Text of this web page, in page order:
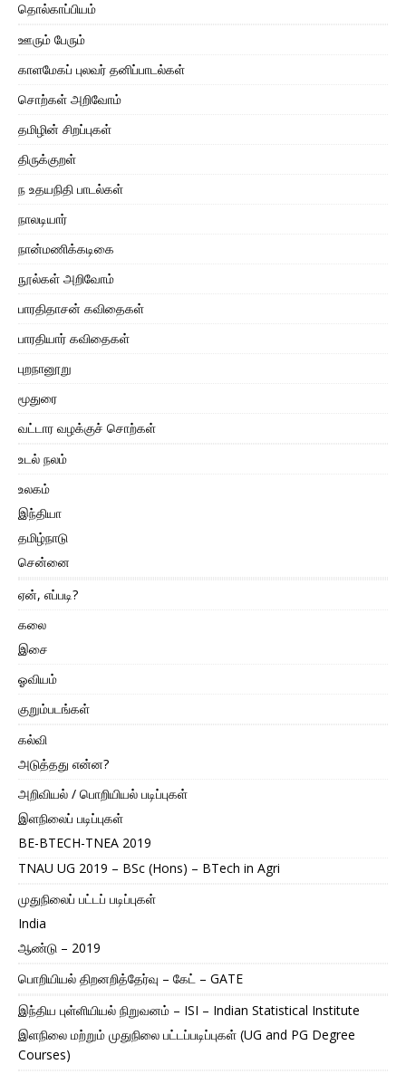
தொல்காப்பியம்
ஊரும் பேரும்
காளமேகப் புலவர் தனிப்பாடல்கள்
சொற்கள் அறிவோம்
தமிழின் சிறப்புகள்
திருக்குறள்
ந உதயநிதி பாடல்கள்
நாலடியார்
நான்மணிக்கடிகை
நூல்கள் அறிவோம்
பாரதிதாசன் கவிதைகள்
பாரதியார் கவிதைகள்
புறநானூறு
மூதுரை
வட்டார வழக்குச் சொற்கள்
உடல் நலம்
உலகம்
இந்தியா
தமிழ்நாடு
சென்னை
ஏன், எப்படி?
கலை
இசை
ஓவியம்
குறும்படங்கள்
கல்வி
அடுத்தது என்ன?
அறிவியல் / பொறியியல் படிப்புகள்
இளநிலைப் படிப்புகள்
BE-BTECH-TNEA 2019
TNAU UG 2019 – BSc (Hons) – BTech in Agri
முதுநிலைப் பட்டப் படிப்புகள்
India
ஆண்டு – 2019
பொறியியல் திறனறித்தேர்வு – கேட் – GATE
இந்திய புள்ளியியல் நிறுவனம் – ISI – Indian Statistical Institute
இளநிலை மற்றும் முதுநிலை பட்டப்படிப்புகள் (UG and PG Degree
Courses)